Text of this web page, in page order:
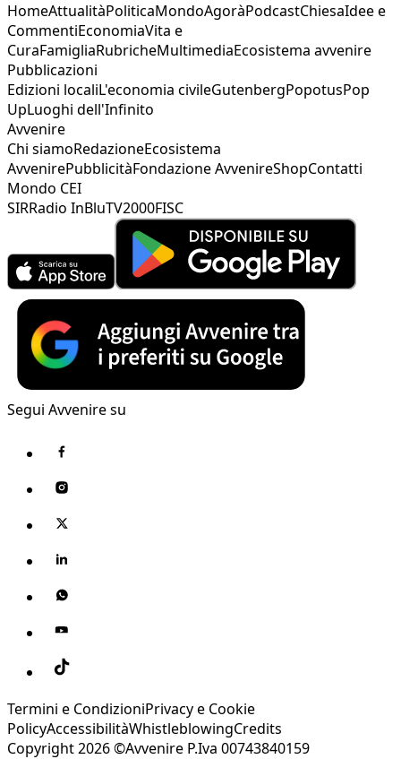
HomeAttualitàPoliticaMondoAgoràPodcastChiesaIdee e
CommentiEconomiaVita e
CuraFamigliaRubricheMultimediaEcosistema avvenire
Pubblicazioni
Edizioni localiL'economia civileGutenbergPopotusPop
UpLuoghi dell'Infinito
Avvenire
Chi siamoRedazioneEcosistema
AvvenirePubblicitàFondazione AvvenireShopContatti
Mondo CEI
SIRRadio InBluTV2000FISC
Segui Avvenire su
Termini e CondizioniPrivacy e Cookie
PolicyAccessibilitàWhistleblowingCredits
Copyright 2026 ©Avvenire P.Iva 00743840159